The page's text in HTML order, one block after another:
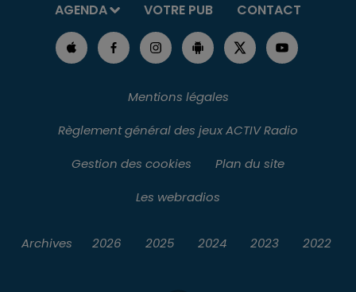
AGENDA
VOTRE PUB CONTACT
Mentions légales
Règlement général des jeux ACTIV Radio
Gestion des cookies
Plan du site
Les webradios
Archives 2026 2025 2024 2023 2022